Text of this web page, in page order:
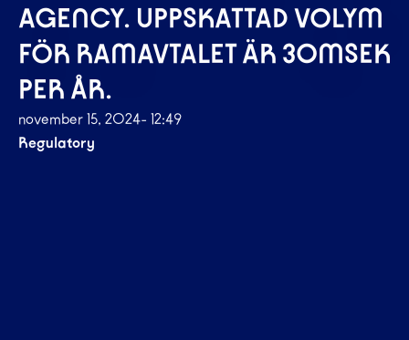
AGENCY. UPPSKATTAD VOLYM
FÖR RAMAVTALET ÄR 30MSEK
PER ÅR.
november 15, 2024- 12:49
Regulatory